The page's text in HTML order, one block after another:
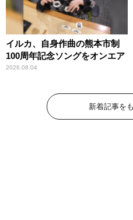
イルカ、自身作曲の熊本市制
100周年記念ソングをオンエア
2026.08.04
新着記事を